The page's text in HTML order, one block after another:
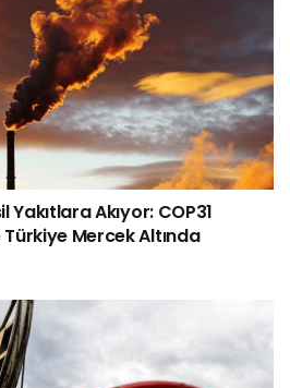
Akıyor: COP31
Mercek Altında